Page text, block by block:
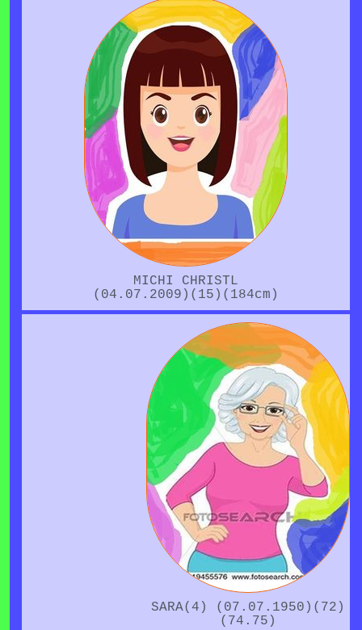
MICHI CHRISTL
(04.07.2009)(15)(184cm)
SARA(4) (07.07.1950)(72)
(74.75)